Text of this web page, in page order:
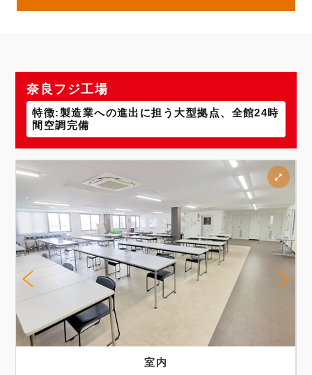
奈良フジ工場
特徴:製造業への進出に担う大型拠点、全館24時
間空調完備
室内